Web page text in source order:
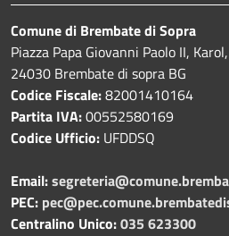
Comune di Brembate di Sopra
Piazza Papa Giovanni Paolo II,
24030 Brembate di sopra BG
Codice Fiscale:82001410164
Partita IVA:00552580169
Codice Ufficio: UFDDSQ
Email:
PEC:
Centralino Unico:035 623300